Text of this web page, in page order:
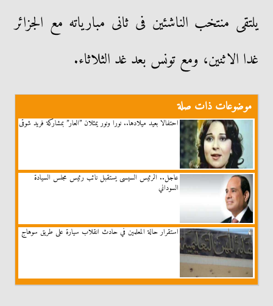
يلتقى منتخب الناشئين فى ثانى مبارياته مع الجزائر
غدا الاثنين، ومع تونس بعد غد الثلاثاء.
موضوعات ذات صلة
احتفالا بعيد ميلادها.. نورا ونور يمثلان ”العار” بمشاركة فريد شوقى
عاجل.. الرئيس السيسى يستقبل نائب رئيس مجلس السيادة
السوداني
استقرار حالة المعلمين في حادث انقلاب سيارة على طريق سوهاج